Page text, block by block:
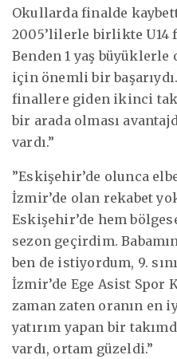
Okullarda finalde
2005’lilerle birlikte U14
Benden 1 yaş
için önemli bir
finallere giden ikinci
bir arada olması
vardı.”
”Eskişehir’de olunca
İzmir’de olan rekabet
Eskişehir’de hem
sezon geçirdim.
ben de istiyordum, 9.
İzmir’de Ege Asist Spor
zaman zaten oranın en
yatırım yapan bir
vardı, ortam güzeldi.”